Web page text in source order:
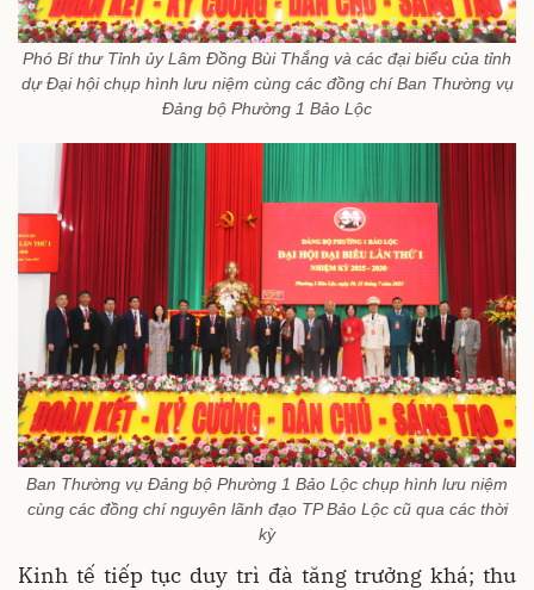
Phó Bí thư Tỉnh ủy Lâm Đồng Bùi Thắng và các đại biểu của tỉnh
dự Đại hội chụp hình lưu niệm cùng các đồng chí Ban Thường vụ
Đảng bộ Phường 1 Bảo Lộc
Ban Thường vụ Đảng bộ Phường 1 Bảo Lộc chụp hình lưu niệm
cùng các đồng chí nguyên lãnh đạo TP Bảo Lộc cũ qua các thời
kỳ
Kinh tế tiếp tục duy trì đà tăng trưởng khá; thu